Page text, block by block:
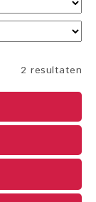
2 resultaten